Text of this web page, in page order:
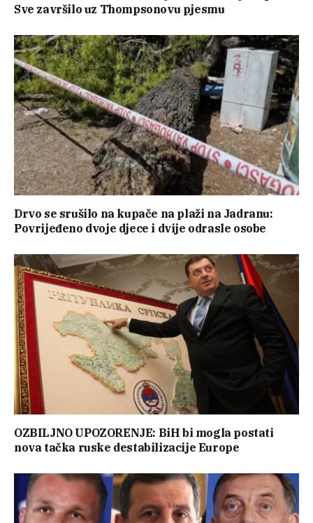
Sve završilo uz Thompsonovu pjesmu
Drvo se srušilo na kupače na plaži na Jadranu:
Povrijeđeno dvoje djece i dvije odrasle osobe
OZBILJNO UPOZORENJE: BiH bi mogla postati
nova tačka ruske destabilizacije Europe